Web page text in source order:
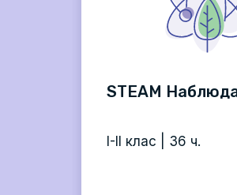
STEAM
I-II клас | 36 ч.